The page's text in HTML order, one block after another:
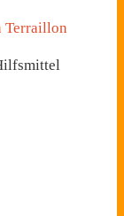
Terraillon